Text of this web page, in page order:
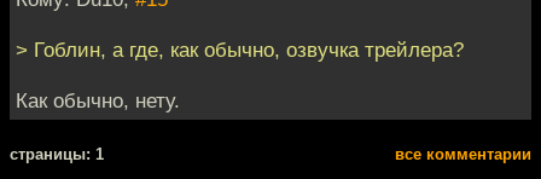
> Гоблин, а где, как обычно, озвучка трейлера?
Как обычно, нету.
cтраницы: 1 все комментарии